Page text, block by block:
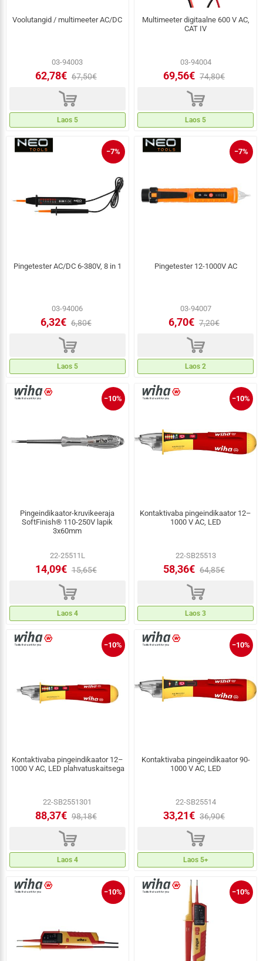
Voolutangid / multimeeter AC/DC
03-94003
62,78€ 67,50€
d
Laos 5
Multimeeter digitaalne 600 V AC,
CAT IV
03-94004
69,56€ 74,80€
d
Laos 5
−7%
Pingetester AC/DC 6-380V, 8 in 1
03-94006
6,32€ 6,80€
d
Laos 5
−7%
Pingetester 12-1000V AC
03-94007
6,70€ 7,20€
d
Laos 2
−10%
Pingeindikaator-kruvikeeraja
SoftFinish® 110-250V lapik
3x60mm
22-25511L
14,09€ 15,65€
d
Laos 4
−10%
Kontaktivaba pingeindikaator 12–
1000 V AC, LED
22-SB25513
58,36€ 64,85€
d
Laos 3
−10%
Kontaktivaba pingeindikaator 12–
1000 V AC, LED plahvatuskaitsega
22-SB2551301
88,37€ 98,18€
d
Laos 4
−10%
Kontaktivaba pingeindikaator 90-
1000 V AC, LED
22-SB25514
33,21€ 36,90€
d
Laos 5+
−10% −10%